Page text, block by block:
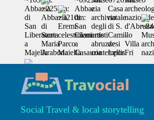
Social Travel & local storytelling